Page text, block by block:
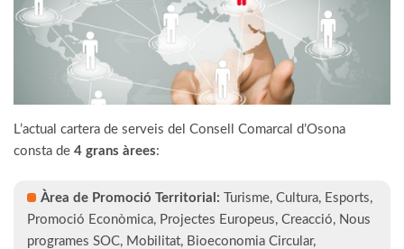
L’actual cartera de serveis del Consell Comarcal d’Osona
consta de 4 grans àrees:
Àrea de Promoció Territorial: Turisme, Cultura, Esports,
Promoció Econòmica, Projectes Europeus, Creacció, Nous
programes SOC, Mobilitat, Bioeconomia Circular,